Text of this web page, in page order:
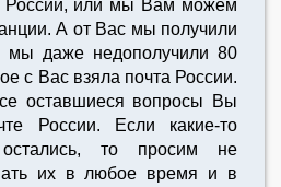
России, или мы Вам можем
А от Вас мы получили
мы даже недополучили 80
с Вас взяла почта России.
оставшиеся вопросы Вы
России. Если какие-то
то просим не
их в любое время и в